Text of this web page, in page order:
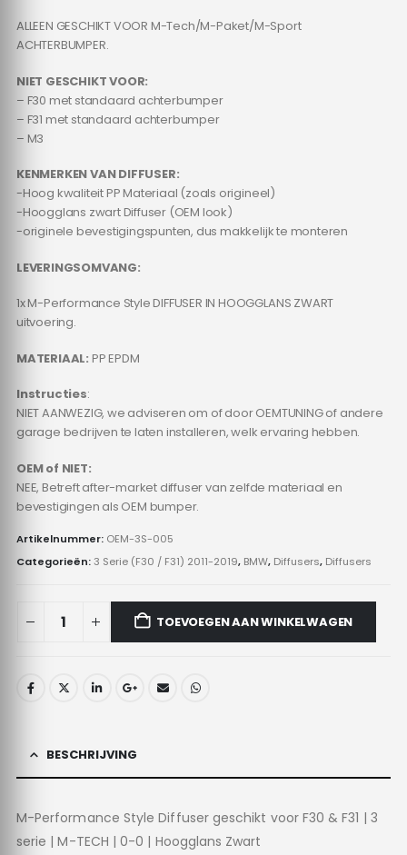
ALLEEN GESCHIKT VOOR M-Tech/M-Paket/M-Sport
ACHTERBUMPER.
NIET GESCHIKT VOOR:
– F30 met standaard achterbumper
– F31 met standaard achterbumper
– M3
KENMERKEN VAN DIFFUSER:
-Hoog kwaliteit PP Materiaal (zoals origineel)
-Hoogglans zwart Diffuser (OEM look)
-originele bevestigingspunten, dus makkelijk te monteren
LEVERINGSOMVANG:
1x M-Performance Style DIFFUSER IN HOOGGLANS ZWART
uitvoering.
MATERIAAL: PP EPDM
Instructies:
NIET AANWEZIG, we adviseren om of door OEMTUNING of andere
garage bedrijven te laten installeren, welk ervaring hebben.
OEM of NIET:
NEE, Betreft after-market diffuser van zelfde materiaal en
bevestigingen als OEM bumper.
Artikelnummer: OEM-3S-005
Categorieën:3 Serie (F30 / F31) 2011-2019, BMW, Diffusers, Diffusers
TOEVOEGEN AAN WINKELWAGEN
BESCHRIJVING
M-Performance Style Diffuser geschikt voor F30 & F31 | 3
serie | M-TECH | 0-0 | Hoogglans Zwart